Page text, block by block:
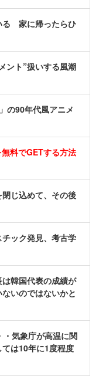
る 家に帰ったらひ
ント”扱いする風潮
の90年代風アニメ
料でGETする方法
閉じ込めて、その後
チック発見、考古学
韓国代表の成績が
いのではないかと
・気象庁が高温に関
は10年に1度程度